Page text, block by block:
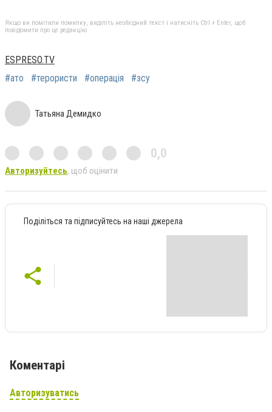
Якщо ви помітили помилку, виділіть необхідний текст і натисніть Ctrl + Enter, щоб
повідомити про це редакцію
ESPRESO.TV
#ато
#терористи #операція #зсу
Татьяна Демидко
0,0
Авторизуйтесь, щоб оцінити
Поділіться та підписуйтесь на наші джерела
Коментарі
Авторизуватись